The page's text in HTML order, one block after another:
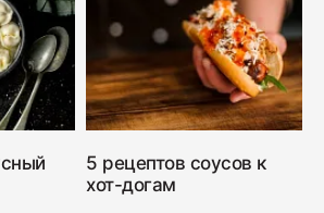
5 рецептов соусов к
хот-догам